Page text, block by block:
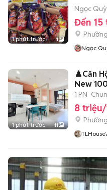
1 phút trước 1
Ngọc
Đến
Ngọc
1 phút trước 11
♟️Căn
New
1 PN
8